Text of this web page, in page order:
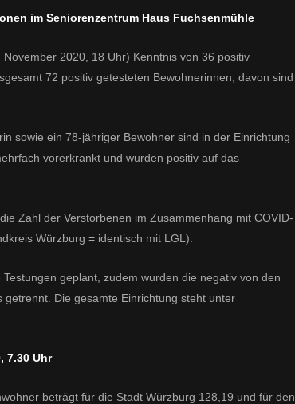
im Seniorenzentrum Haus Fuchsenmühle
2020, 18 Uhr) Kenntnis von 36 positiv
72 positiv getesteten Bewohnerinnen, davon sind
sowie ein 78-jähriger Bewohner sind in der Einrichtung
vorerkrankt und wurden positiv auf das
Zahl der Verstorbenen im Zusammenhang mit COVID-
Würzburg = identisch mit LGL).
geplant, zudem wurden die negativ von den
getrennt. Die gesamte Einrichtung steht unter
7.30 Uhr
beträgt für die Stadt Würzburg 128,19 und für den